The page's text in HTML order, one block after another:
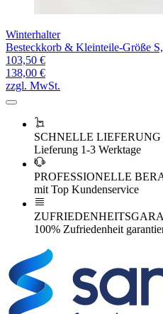
Winterhalter
Besteckkorb & Kleinteile-Größe
103,50 €
138,00 €
zzgl. MwSt.
SCHNELLE LIEFERUNG
Lieferung 1-3 Werktage
PROFESSIONELLE
mit Top Kundenservice
100% Zufriedenheit